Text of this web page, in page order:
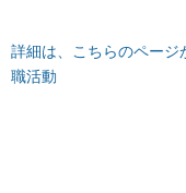
詳細は、こちらのペー
職活動